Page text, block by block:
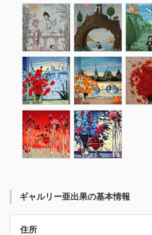
ギャルリー亜出果の基本情報
住所